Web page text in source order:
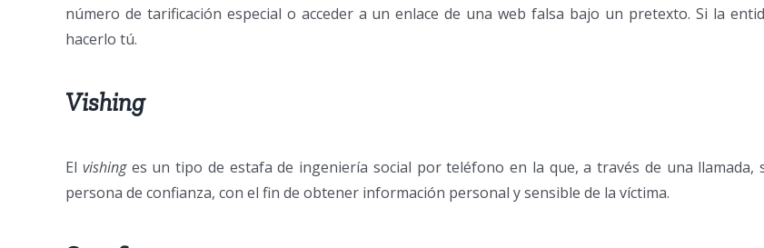
número de tarificación especial o acceder a un enlace de una web falsa bajo un pretexto. Si la
hacerlo tú.
Vishing
El vishinges un tipo de estafa de ingeniería social por teléfono en la que, a través de una llamada,
persona de confianza, con el fin de obtener información personal y sensible de la víctima.